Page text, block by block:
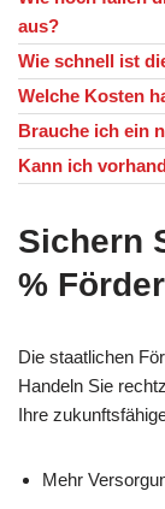
aus?
Wie schnell ist
Welche Kosten
Brauche ich ein
Kann ich
Sichern
%
Die staatlichen
Handeln Sie
Ihre
Mehr